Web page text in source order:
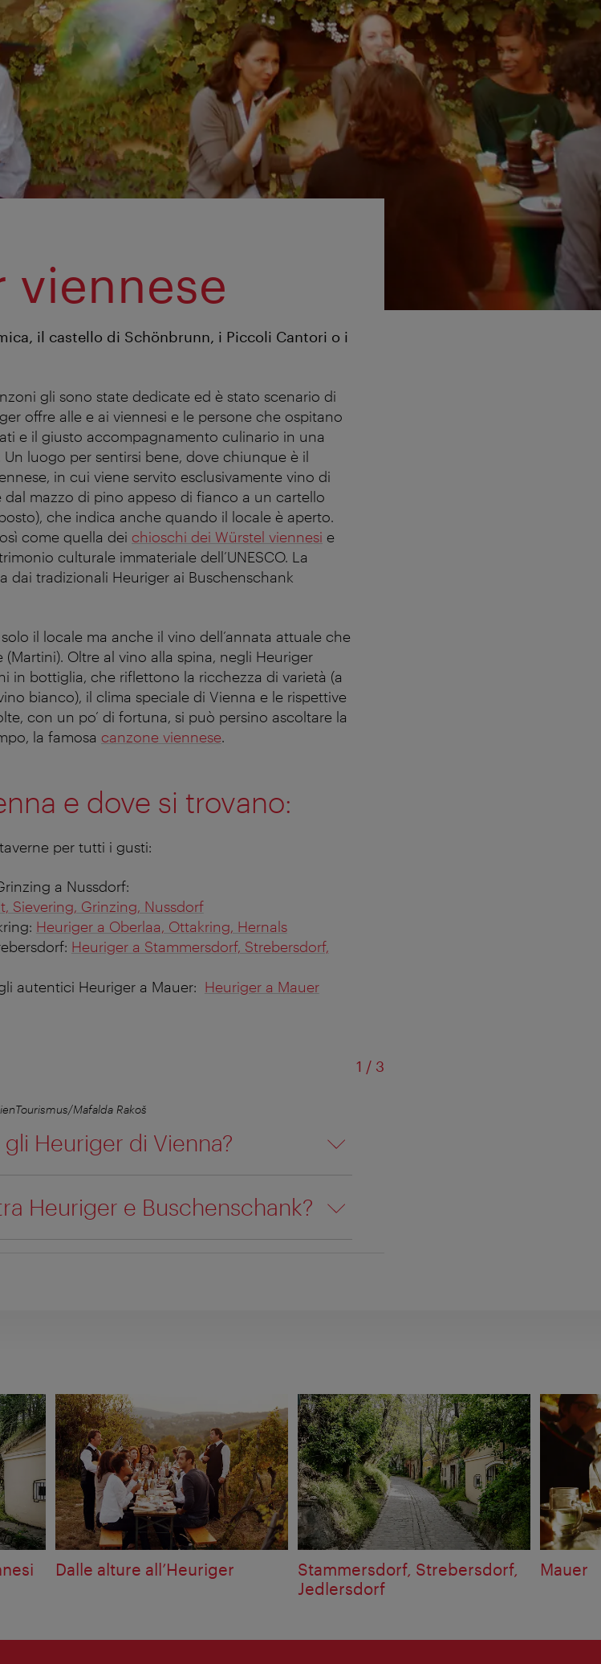
viennese
il castello di Schönbrunn, i Piccoli Cantori o i
gli sono state dedicate ed è stato scenario di
offre alle e ai viennesi e le persone che ospitano
e il giusto accompagnamento culinario in una
luogo per sentirsi bene, dove chiunque è il
in cui viene servito esclusivamente vino di
mazzo di pino appeso di fianco a un cartello
che indica anche quando il locale è aperto.
come quella dei chioschi dei Würstel viennesi e
culturale immateriale dell’UNESCO. La
dai tradizionali Heuriger ai Buschenschank
il locale ma anche il vino dell’annata attuale che
(Martini). Oltre al vino alla spina, negli Heuriger
in bottiglia, che riflettono la ricchezza di varietà (a
bianco), il clima speciale di Vienna e le rispettive
con un po’ di fortuna, si può persino ascoltare la
la famosa canzone viennese.
e dove si trovano:
per tutti i gusti:
a Nussdorf:
Sievering, Grinzing, Nussdorf
Heuriger a Oberlaa, Ottakring, Hernals
Heuriger a Stammersdorf, Strebersdorf,
autentici Heuriger a Mauer: Heuriger a Mauer
1 /di
3
Mafalda Rakoš
Heuriger di Vienna?
Heuriger e Buschenschank?
Dalle alture all’Heuriger
Stammersdorf, Strebersdorf,
Jedlersdorf
Mauer